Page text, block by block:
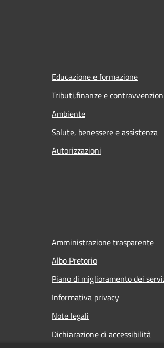
Educazione e formazione
Tributi,finanze e
Ambiente
Salute, benessere e assistenza
Autorizzazioni
Amministrazione trasparente
Albo Pretorio
Piano di miglioramento dei
Informativa privacy
Note legali
Dichiarazione di accessibilità